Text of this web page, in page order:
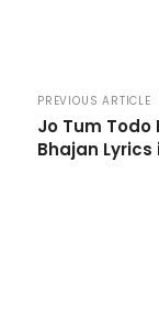
PREVIOUS ARTICLE
Jo Tum Todo
Bhajan Lyrics